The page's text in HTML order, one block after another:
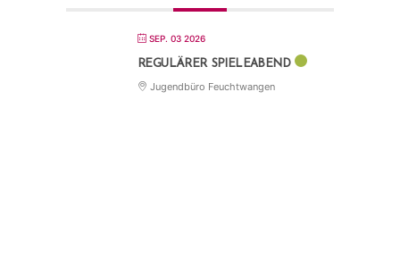
SEP. 03 2026
REGULÄRER SPIELEABEND
Jugendbüro Feuchtwangen